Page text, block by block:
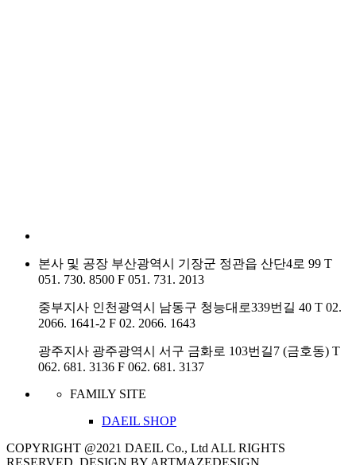
본사 및 공장 부산광역시 기장군 정관읍 산단4로 99 T
051. 730. 8500 F 051. 731. 2013
중부지사 인천광역시 남동구 청능대로339번길 40 T 02.
2066. 1641-2 F 02. 2066. 1643
광주지사 광주광역시 서구 금화로 103번길7 (금호동) T
062. 681. 3136 F 062. 681. 3137
FAMILY SITE
DAEIL SHOP
COPYRIGHT @2021 DAEIL Co., Ltd ALL RIGHTS